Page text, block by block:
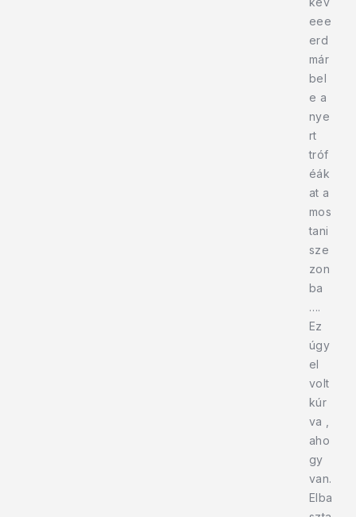
eee
erd
már
bel
e a
nye
rt
tróf
éák
at a
mos
tani
sze
zon
ba
….
Ez
úgy
el
volt
kúr
va ,
aho
gy
van.
Elba